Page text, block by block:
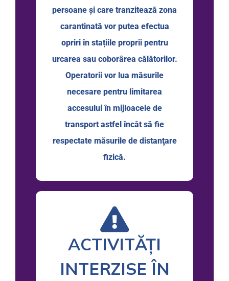
persoane şi care tranzitează zona
carantinată vor putea efectua
opriri în stațiile proprii pentru
urcarea sau coborârea călătorilor.
Operatorii vor lua măsurile
necesare pentru limitarea
accesului în mijloacele de
transport astfel încât să fie
respectate măsurile de distanţare
fizică.
ACTIVITĂȚI
INTERZISE ÎN